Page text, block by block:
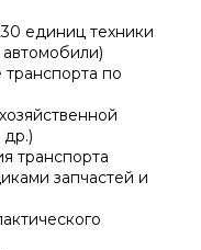
единиц техники
автомобили)
по
транспорта
запчастей и